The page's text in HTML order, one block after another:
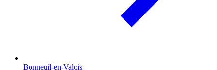
Bonneuil-en-Valois